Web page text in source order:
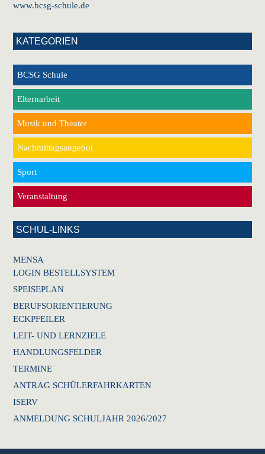
www.bcsg-schule.de
KATEGORIEN
BCSG Schule
Elternarbeit
Musik und Theater
Nachmittagsangebot
Sport
Veranstaltung
SCHUL-LINKS
MENSA
LOGIN BESTELLSYSTEM
SPEISEPLAN
BERUFSORIENTIERUNG
ECKPFEILER
LEIT- UND LERNZIELE
HANDLUNGSFELDER
TERMINE
ANTRAG SCHÜLERFAHRKARTEN
ISERV
ANMELDUNG SCHULJAHR 2026/2027